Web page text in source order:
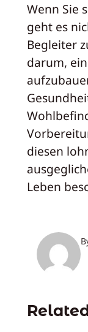
Wenn Sie
geht es
Begleiter
darum,
diesen
Leben